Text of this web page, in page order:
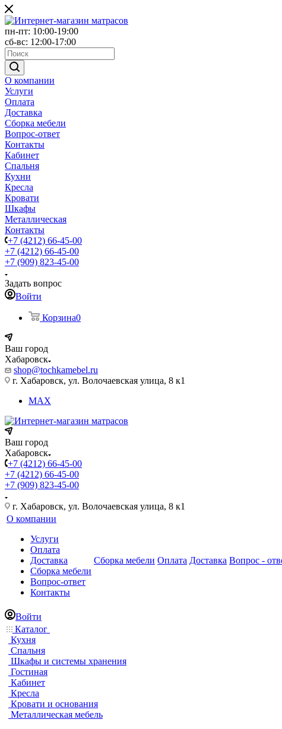
пн-пт: 10:00-19:00
сб-вс: 12:00-17:00
О компании
Услуги
Оплата
Доставка
Сборка мебели
Вопрос-ответ
Контакты
Кабинет
Спальня
Кухни
Кресла
Кровати
Шкафы
Металлическая
Контакты
+7 (4212) 66-45-00
+7 (4212) 66-45-00
+7 (909) 823-45-00
Задать вопрос
Войти
Корзина0
Ваш город
Хабаровск
shop@tochkamebel.ru
г. Хабаровск, ул. Волочаевская улица, 8 к1
MAX
Ваш город
Хабаровск
+7 (4212) 66-45-00
+7 (4212) 66-45-00
+7 (909) 823-45-00
г. Хабаровск, ул. Волочаевская улица, 8 к1
О компании
Услуги
Оплата
Доставка
Сборка мебели
Вопрос-ответ
Контакты
Сборка мебели Оплата Доставка Вопрос -
Войти
Каталог
Кухня
Спальня
Шкафы и системы хранения
Гостиная
Кабинет
Кресла
Кровати и основания
Металлическая мебель